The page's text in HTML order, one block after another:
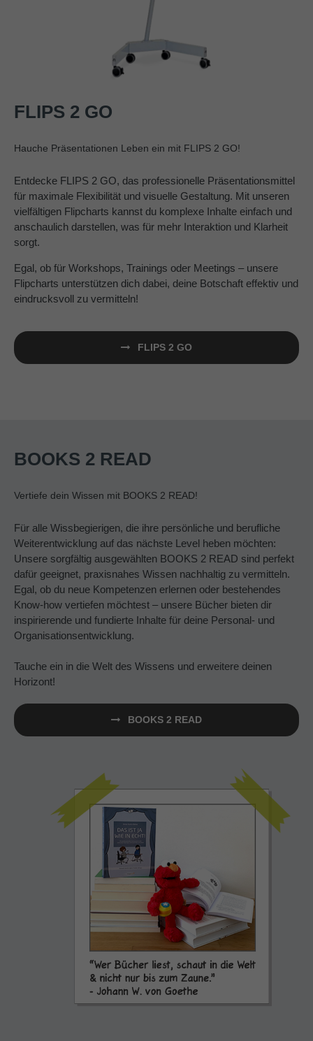
FLIPS 2 GO
Hauche Präsentationen Leben ein mit FLIPS 2 GO!
Entdecke FLIPS 2 GO, das professionelle Präsentationsmittel
für maximale Flexibilität und visuelle Gestaltung. Mit unseren
vielfältigen Flipcharts kannst du komplexe Inhalte einfach und
anschaulich darstellen, was für mehr Interaktion und Klarheit
sorgt.
Egal, ob für Workshops, Trainings oder Meetings – unsere
Flipcharts unterstützen dich dabei, deine Botschaft effektiv und
eindrucksvoll zu vermitteln!
FLIPS 2 GO
BOOKS 2 READ
Vertiefe dein Wissen mit BOOKS 2 READ!
Für alle Wissbegierigen, die ihre persönliche und berufliche
Weiterentwicklung auf das nächste Level heben möchten:
Unsere sorgfältig ausgewählten BOOKS 2 READ sind perfekt
dafür geeignet, praxisnahes Wissen nachhaltig zu vermitteln.
Egal, ob du neue Kompetenzen erlernen oder bestehendes
Know-how vertiefen möchtest – unsere Bücher bieten dir
inspirierende und fundierte Inhalte für deine Personal- und
Organisationsentwicklung.
Tauche ein in die Welt des Wissens und erweitere deinen
Horizont!
BOOKS 2 READ